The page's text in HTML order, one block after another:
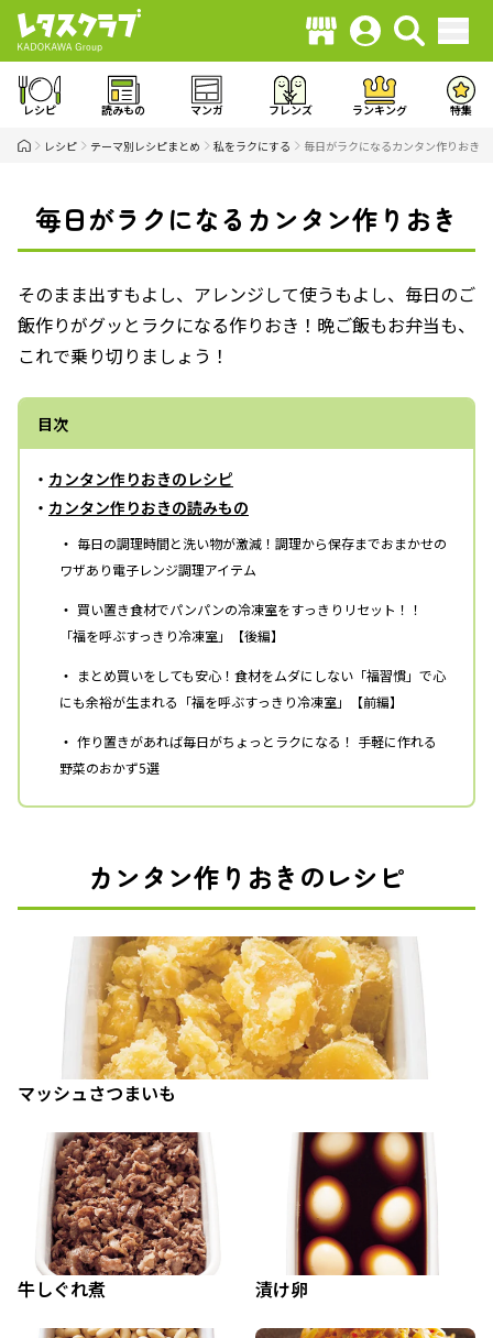
レシピ 読みもの マンガ フレンズ ランキング 特集
レシピ テーマ別レシピまとめ 私をラクにする 毎日がラクになるカンタン作りおき
毎日がラクになるカンタン作りおき
そのまま出すもよし、アレンジして使うもよし、毎日のご
飯作りがグッとラクになる作りおき！晩ご飯もお弁当も、
これで乗り切りましょう！
目次
・ カンタン作りおきのレシピ
・ カンタン作りおきの読みもの
・ 毎日の調理時間と洗い物が激減！調理から保存までおまかせの
ワザあり電子レンジ調理アイテム
・ 買い置き食材でパンパンの冷凍室をすっきりリセット！！
「福を呼ぶすっきり冷凍室」【後編】
・ まとめ買いをしても安心！食材をムダにしない「福習慣」で心
にも余裕が生まれる「福を呼ぶすっきり冷凍室」【前編】
・ 作り置きがあれば毎日がちょっとラクになる！ 手軽に作れる
野菜のおかず5選
カンタン作りおきのレシピ
マッシュさつまいも
牛しぐれ煮 漬け卵